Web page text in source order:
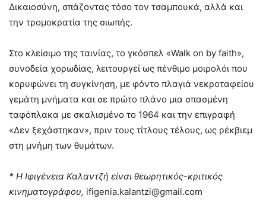
Δικαιοσύνη, σπάζοντας τόσο τον τσαμπουκά, αλλά και
την τρομοκρατία της σιωπής.
Στο κλείσιμο της ταινίας, το γκόσπελ «Walk on by faith»,
συνοδεία χορωδίας, λειτουργεί ως πένθιμο μοιρολόι που
κορυφώνει τη συγκίνηση, με φόντο πλαγιά νεκροταφείου
γεμάτη μνήματα και σε πρώτο πλάνο μια σπασμένη
ταφόπλακα με σκαλισμένο το 1964 και την επιγραφή
«Δεν ξεχάστηκαν», πριν τους τίτλους τέλους, ως ρέκβιεμ
στη μνήμη των θυμάτων.
* Η Ιφιγένεια Καλαντζή είναι θεωρητικός-κριτικός
κινηματογράφου, ifigenia.kalantzi@gmail.com